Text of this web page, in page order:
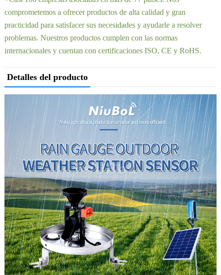
comprometemos a ofrecer productos de alta calidad y gran
practicidad para satisfacer sus necesidades y ayudarle a resolver
problemas. Nuestros productos cumplen con las normas
internacionales y cuentan con certificaciones ISO, CE y RoHS.
Detalles del producto